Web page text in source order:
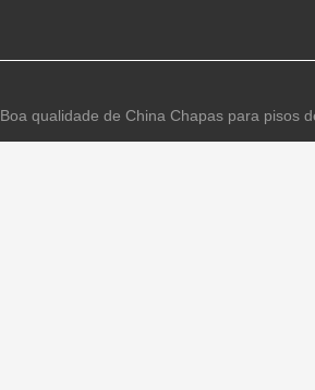
Boa qualidade de China Chapas para pisos